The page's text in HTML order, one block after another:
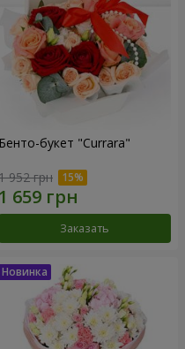
Бенто-букет "Currara"
952 грн
Заказать